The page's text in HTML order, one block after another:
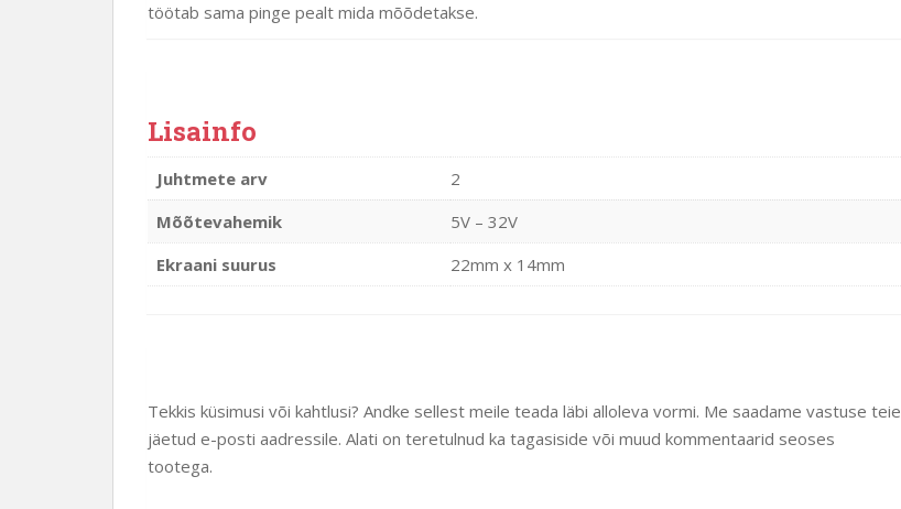
töötab sama pinge pealt mida mõõdetakse.
Lisainfo
Juhtmete arv
2
Mõõtevahemik
5V – 32V
Ekraani suurus
22mm x 14mm
Tekkis küsimusi või kahtlusi? Andke sellest meile teada läbi alloleva vormi. Me saadame vastuse teie
jäetud e-posti aadressile. Alati on teretulnud ka tagasiside või muud kommentaarid seoses
tootega.